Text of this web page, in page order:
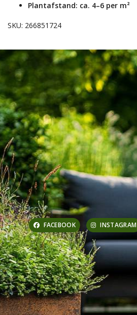
Plantafstand: ca. 4–6 per m²
SKU: 266851724
FACEBOOK INSTAGRAM